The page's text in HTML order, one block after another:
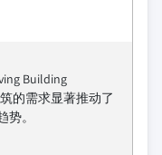
Building
的需求显著推动了
。